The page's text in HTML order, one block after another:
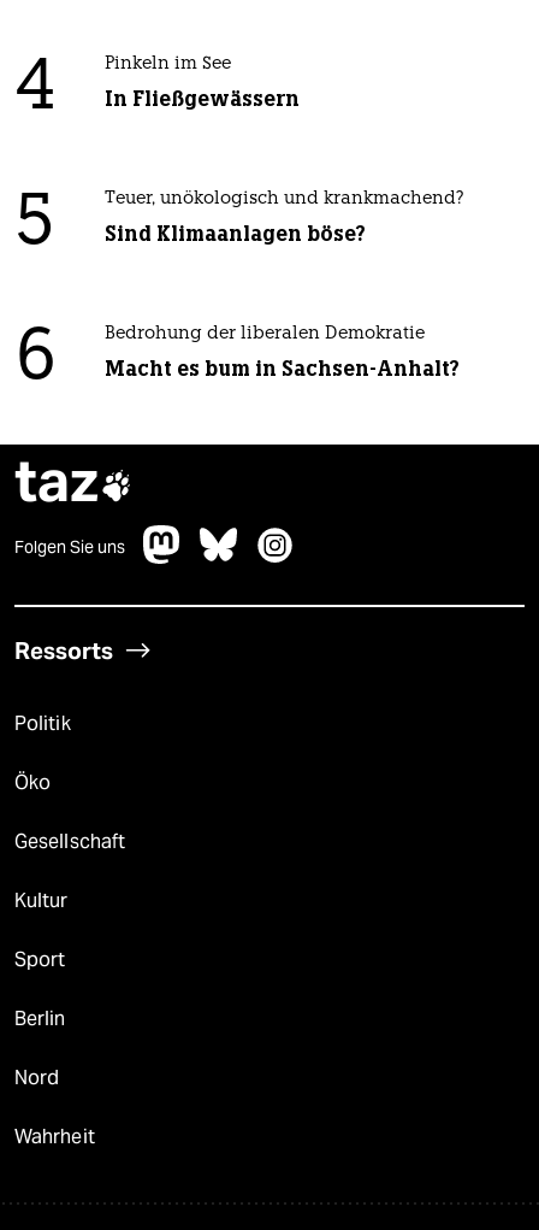
4 Pinkeln im See
In Fließgewässern
5 Teuer, unökologisch und krankmachend?
Sind Klimaanlagen böse?
6 Bedrohung der liberalen Demokratie
Macht es bum in Sachsen-Anhalt?
taz
Folgen Sie uns
Ressorts
Politik
Öko
Gesellschaft
Kultur
Sport
Berlin
Nord
Wahrheit